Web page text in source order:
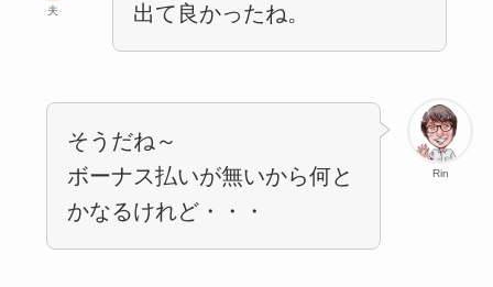
夫
出て良かったね。
Rin
そうだね～
ボーナス払いが無いから何と
かなるけれど・・・